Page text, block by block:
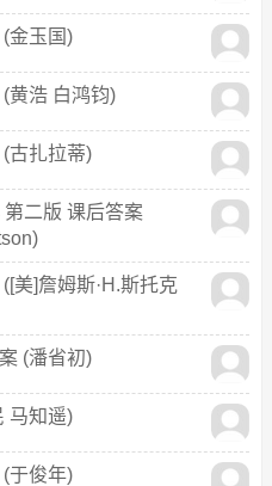
金玉国)
黄浩 白鸿钧)
古扎拉蒂)
第二版 课后答案
美]詹姆斯·H.斯托克
(潘省初)
马知遥)
于俊年)